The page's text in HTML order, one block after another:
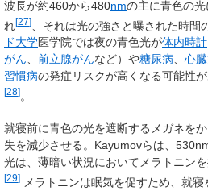
波長が約460から480nmの主に青色の
れ[27] 、それは光の強さと曝された時間
ド大学医学院では夜の青色光が体内時計
がん、 前立腺がんなど）や糖尿病、 心
習慣病の発症リスクが高くなる可能性
[28] 。
就寝前に青色の光を遮断するメガネを
失を減少させる。Kayumovらは、
光は、薄暗い状況においてメラトニン
[29]
メラトニンは眠気を促すため、就